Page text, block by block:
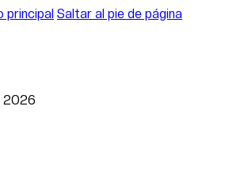
principal Saltar al pie de página
2026